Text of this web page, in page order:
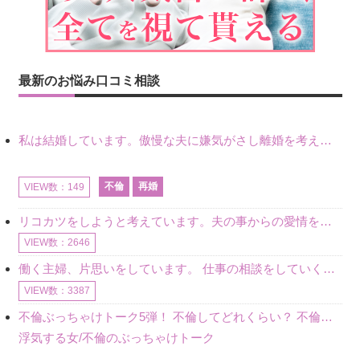
最新のお悩み口コミ相談
私は結婚しています。傲慢な夫に嫌気がさし離婚を考えていたときに、彼と出会いました。彼には恋人がいましたが、話をするうちに、夫とのことを相談するようにな
VIEW数：149 不倫 再婚
リコカツをしようと考えています。夫の事からの愛情を全く感じません。子供がいるので、子供が成長するまではと我慢しています。 まず、お金が必要だと考え、仕事の量も増やしました。ところが、夫は働かず、結局は
VIEW数：2646
働く主婦、片思いをしています。 仕事の相談をしていくうちに、彼のことを好きになりました。私には夫も子供もいます。不倫をしているわけでもなく、もちろん、この気持ちは誰にも話していません。 ラインをする関
VIEW数：3387
不倫ぶっちゃけトーク5弾！ 不倫してどれくらい？ 不倫のあれこれを、なんでもどうぞ♪♪
浮気する女/不倫のぶっちゃけトーク